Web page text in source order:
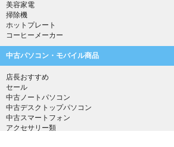
美容家電
掃除機
ホットプレート
コーヒーメーカー
中古パソコン・モバイル商品
店長おすすめ
セール
中古ノートパソコン
中古デスクトップパソコン
中古スマートフォン
アクセサリー類